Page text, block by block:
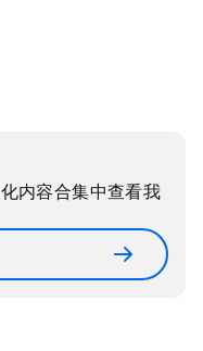
内容合集中查看我